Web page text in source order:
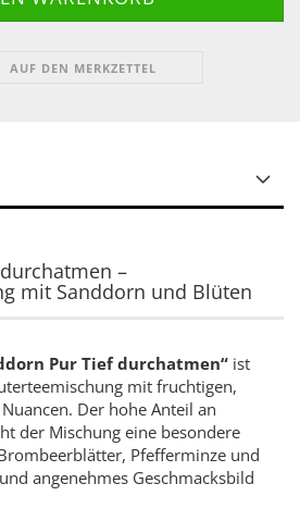
AUF DEN MERKZETTEL
–
mit Sanddorn und Blüten
Pur Tief durchatmen“ ist
mit fruchtigen,
Der hohe Anteil an
der Mischung eine besondere
Pfefferminze und
angenehmes Geschmacksbild